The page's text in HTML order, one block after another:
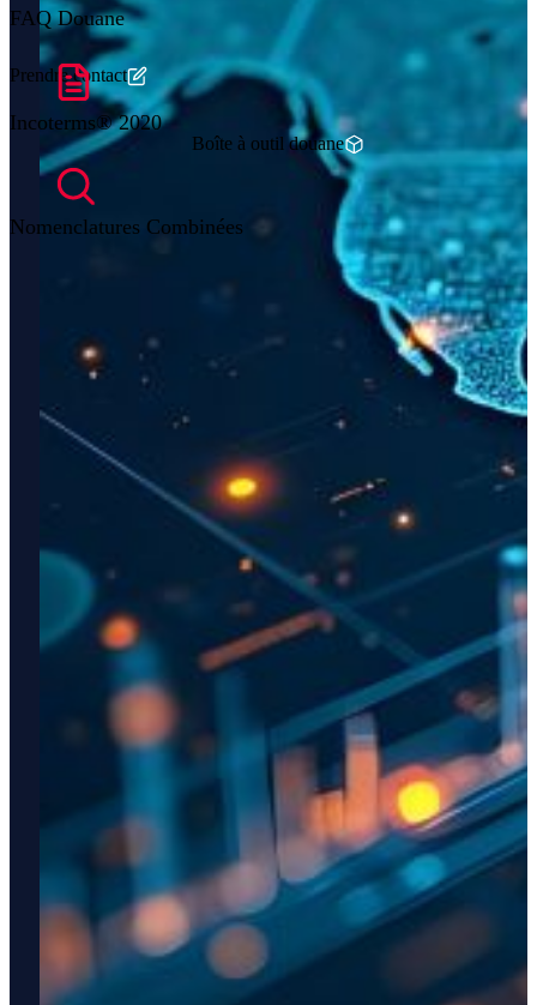
Prendre contact
Boîte à outil douane
FAQ Douane
Incoterms® 2020
Nomenclatures Combinées